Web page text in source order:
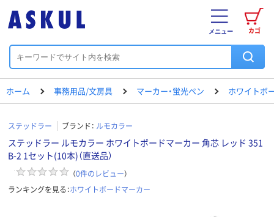
カゴ
メニュー
ホーム 事務用品/文房具 マーカー・蛍光ペン ホワイトボ
ステッドラー ブランド： ルモカラー
ステッドラー ルモカラー ホワイトボードマーカー 角芯 レッド 351
B-2 1セット(10本)（直送品）
（0件のレビュー）
ランキングを見る：ホワイトボードマーカー